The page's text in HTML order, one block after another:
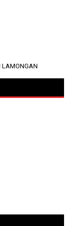
LAMONGAN